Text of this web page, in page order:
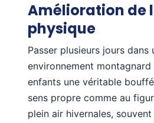
Amélioration de
physique
Passer plusieurs jours dans
environnement
enfants une véritable
sens propre comme au
plein air hivernales,